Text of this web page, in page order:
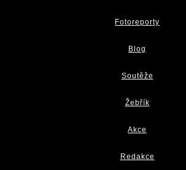
Fotoreporty
Blog
Soutěže
Žebřík
Akce
Redakce